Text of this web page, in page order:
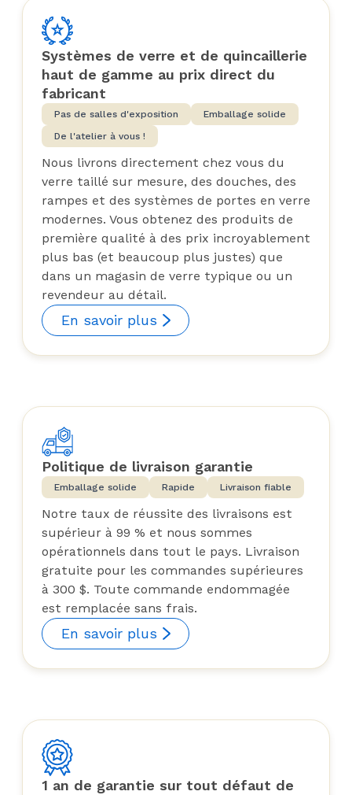
Systèmes de verre et de quincaillerie
haut de gamme au prix direct du
fabricant
Pas de salles d'exposition
Emballage solide
De l'atelier à vous !
Nous livrons directement chez vous du
verre taillé sur mesure, des douches, des
rampes et des systèmes de portes en verre
modernes. Vous obtenez des produits de
première qualité à des prix incroyablement
plus bas (et beaucoup plus justes) que
dans un magasin de verre typique ou un
revendeur au détail.
En savoir plus
Politique de livraison garantie
Emballage solide Rapide Livraison fiable
Notre taux de réussite des livraisons est
supérieur à 99 % et nous sommes
opérationnels dans tout le pays. Livraison
gratuite pour les commandes supérieures
à 300 $. Toute commande endommagée
est remplacée sans frais.
En savoir plus
1 an de garantie sur tout défaut de